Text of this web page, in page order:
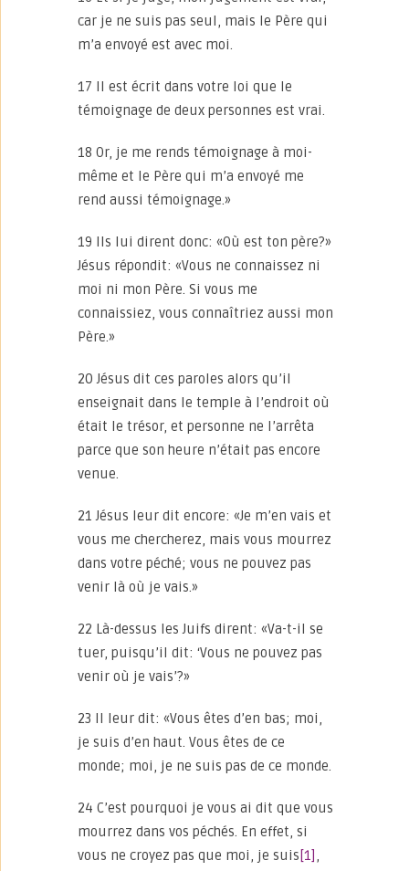
car je ne suis pas seul, mais le Père qui
m’a envoyé est avec moi.
17 Il est écrit dans votre loi que le
témoignage de deux personnes est vrai.
18 Or, je me rends témoignage à moi-
même et le Père qui m’a envoyé me
rend aussi témoignage.»
19 Ils lui dirent donc: «Où est ton père?»
Jésus répondit: «Vous ne connaissez ni
moi ni mon Père. Si vous me
connaissiez, vous connaîtriez aussi mon
Père.»
20 Jésus dit ces paroles alors qu’il
enseignait dans le temple à l’endroit où
était le trésor, et personne ne l’arrêta
parce que son heure n’était pas encore
venue.
21 Jésus leur dit encore: «Je m’en vais et
vous me chercherez, mais vous mourrez
dans votre péché; vous ne pouvez pas
venir là où je vais.»
22 Là-dessus les Juifs dirent: «Va-t-il se
tuer, puisqu’il dit: ‘Vous ne pouvez pas
venir où je vais’?»
23 Il leur dit: «Vous êtes d’en bas; moi,
je suis d’en haut. Vous êtes de ce
monde; moi, je ne suis pas de ce monde.
24 C’est pourquoi je vous ai dit que vous
mourrez dans vos péchés. En effet, si
vous ne croyez pas que moi, je suis [1] ,